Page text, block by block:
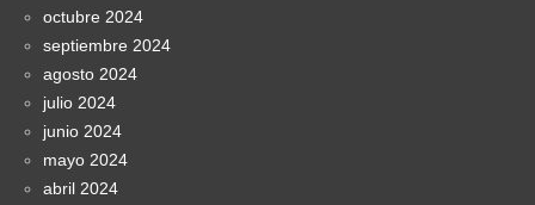
octubre 2024
septiembre 2024
agosto 2024
julio 2024
junio 2024
mayo 2024
abril 2024